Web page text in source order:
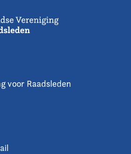
voor Raadsleden